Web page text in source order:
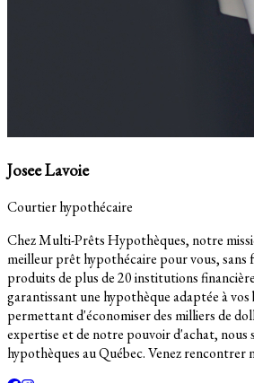
Josee Lavoie
Courtier hypothécaire
Chez Multi-Prêts Hypothèques, notre
meilleur prêt hypothécaire pour vous, sans
produits de plus de 20 institutions
garantissant une hypothèque adaptée à vos
permettant d'économiser des milliers de
expertise et de notre pouvoir d'achat, nous
hypothèques au Québec. Venez rencontrer